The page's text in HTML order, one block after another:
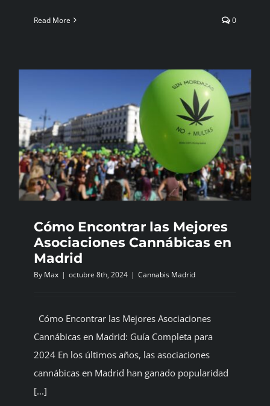
Read More 0
Cómo Encontrar las Mejores
Asociaciones Cannábicas en
Madrid
By Max | octubre 8th, 2024 | Cannabis Madrid
Cómo Encontrar las Mejores Asociaciones
Cannábicas en Madrid: Guía Completa para
2024 En los últimos años, las asociaciones
cannábicas en Madrid han ganado popularidad
[...]